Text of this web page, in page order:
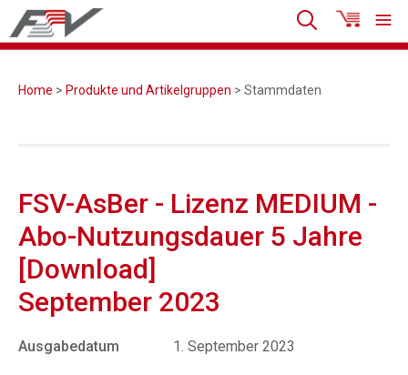
Home > Produkte und Artikelgruppen > Stammdaten
FSV-AsBer - Lizenz MEDIUM -
Abo-Nutzungsdauer 5 Jahre
[Download]
September 2023
Ausgabedatum 1. September 2023